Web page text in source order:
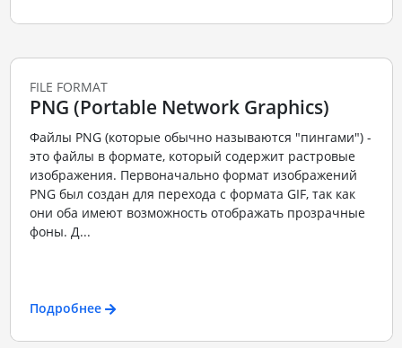
FILE FORMAT
PNG (Portable Network Graphics)
Файлы PNG (которые обычно называются "пингами") -
это файлы в формате, который содержит растровые
изображения. Первоначально формат изображений
PNG был создан для перехода с формата GIF, так как
они оба имеют возможность отображать прозрачные
фоны. Д...
Подробнее